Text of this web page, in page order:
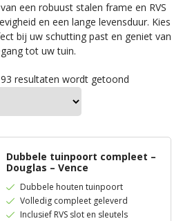
een robuust stalen frame en RVS
en een lange levensduur. Kies
bij uw schutting past en geniet van
tot uw tuin.
resultaten wordt getoond
Dubbele tuinpoort compleet –
Douglas – Vence
Dubbele houten tuinpoort
Volledig compleet geleverd
Inclusief RVS slot en sleutels